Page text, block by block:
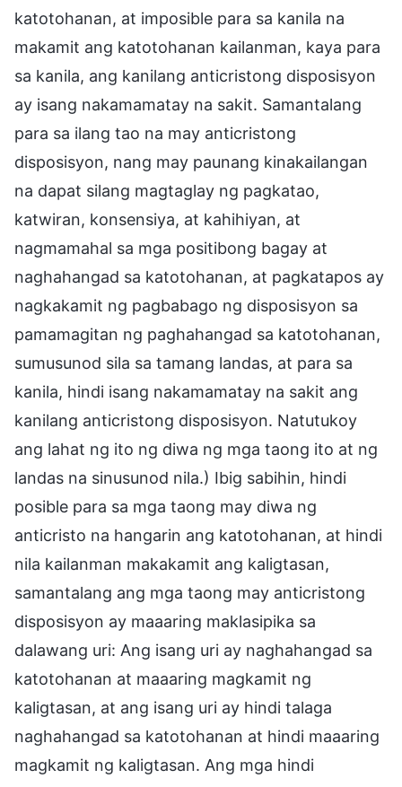
katotohanan, at imposible para sa kanila na
makamit ang katotohanan kailanman, kaya para
sa kanila, ang kanilang anticristong disposisyon
ay isang nakamamatay na sakit. Samantalang
para sa ilang tao na may anticristong
disposisyon, nang may paunang kinakailangan
na dapat silang magtaglay ng pagkatao,
katwiran, konsensiya, at kahihiyan, at
nagmamahal sa mga positibong bagay at
naghahangad sa katotohanan, at pagkatapos ay
nagkakamit ng pagbabago ng disposisyon sa
pamamagitan ng paghahangad sa katotohanan,
sumusunod sila sa tamang landas, at para sa
kanila, hindi isang nakamamatay na sakit ang
kanilang anticristong disposisyon. Natutukoy
ang lahat ng ito ng diwa ng mga taong ito at ng
landas na sinusunod nila.) Ibig sabihin, hindi
posible para sa mga taong may diwa ng
anticristo na hangarin ang katotohanan, at hindi
nila kailanman makakamit ang kaligtasan,
samantalang ang mga taong may anticristong
disposisyon ay maaaring maklasipika sa
dalawang uri: Ang isang uri ay naghahangad sa
katotohanan at maaaring magkamit ng
kaligtasan, at ang isang uri ay hindi talaga
naghahangad sa katotohanan at hindi maaaring
magkamit ng kaligtasan. Ang mga hindi